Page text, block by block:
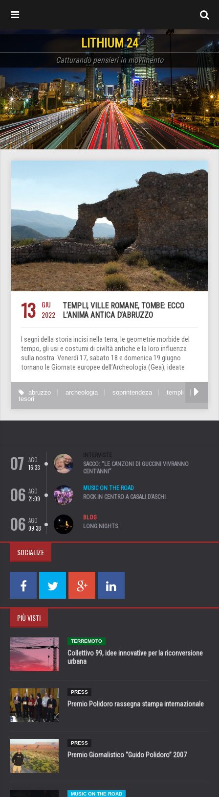
LITHIUM 24
Catturando pensieri in movimento
13
GIU
2022
TEMPLI, VILLE ROMANE, TOMBE: ECCO
L’ANIMA ANTICA D’ABRUZZO
I segni della storia incisi nella terra, le geometrie morbide del
tempo, gli usi e costumi di civiltà antiche e la loro influenza
sulla nostra. Venerdì 17, sabato 18 e domenica 19 giugno
tornano le Giornate europee dell’Archeologia (Gea), ideate
abruzzo archeologia soprintendeza
templi
tesori
07
AGO
16:33
INTERVISTE
SACCO: “LE CANZONI DI GUCCINI VIVRANNO
CENT’ANNI”
06 AGO
21:09
MUSIC ON THE ROAD
ROCK IN CENTRO A CASALI D’ASCHI
06 AGO
09:38
BLOG
LONG NIGHTS
SOCIALIZE
PIÙ VISTI
TERREMOTO
Collettivo 99, idee innovative per la riconversione
urbana
PRESS
Premio Polidoro rassegna stampa internazionale
PRESS
Premio Giornalistico “Guido Polidoro” 2007
MUSIC ON THE ROAD